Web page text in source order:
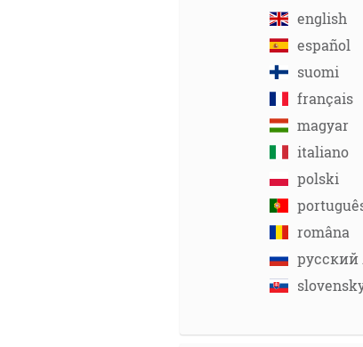
english
español
suomi
français
magyar
italiano
polski
româna
русский